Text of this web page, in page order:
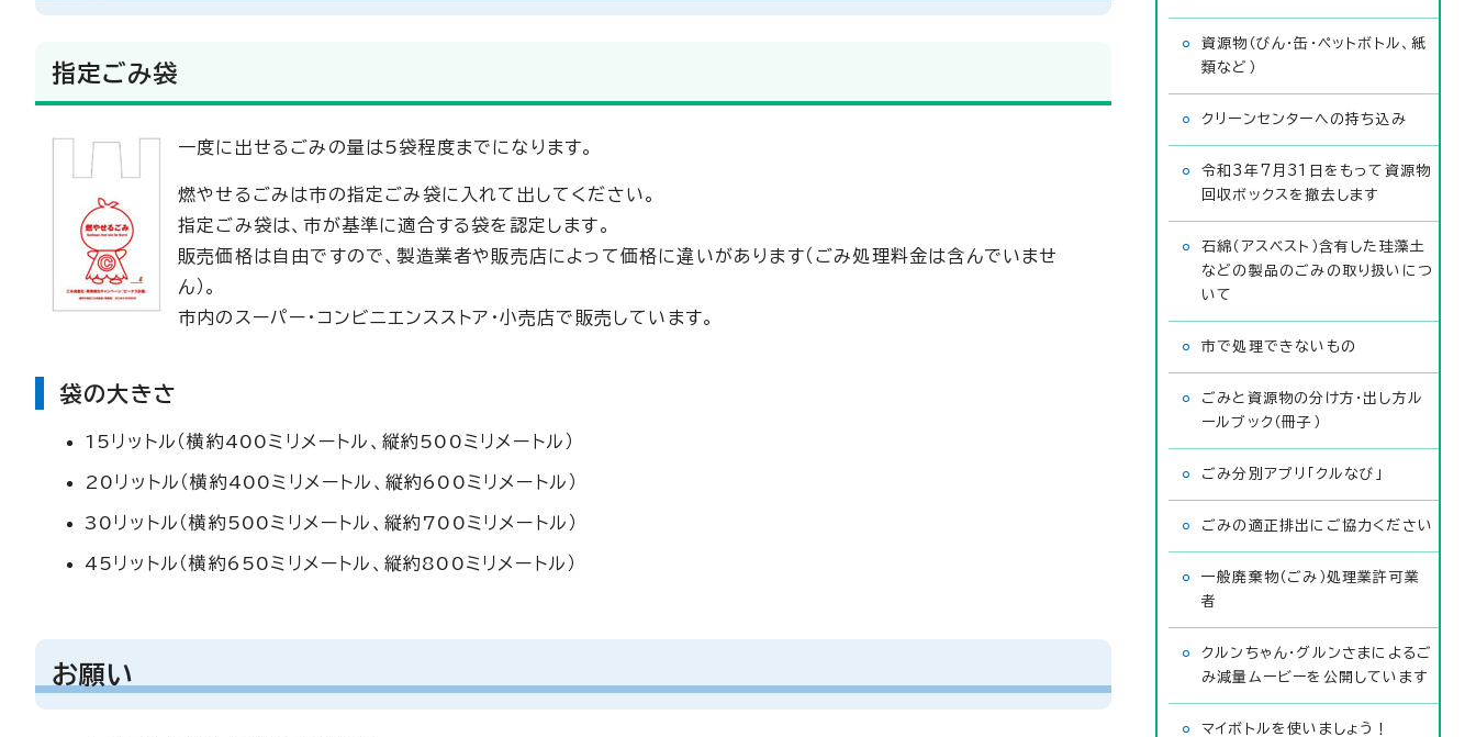
指定ごみ袋
一度に出せるごみの量は5袋程度までになります。
燃やせるごみは市の指定ごみ袋に入れて出してください。
指定ごみ袋は、市が基準に適合する袋を認定します。
販売価格は自由ですので、製造業者や販売店によって価格に違いがあります（ごみ処理料金は含んでいませ
ん）。
市内のスーパー・コンビニエンスストア・小売店で販売しています。
袋の大きさ
15リットル（横約400ミリメートル、縦約500ミリメートル）
20リットル（横約400ミリメートル、縦約600ミリメートル）
30リットル（横約500ミリメートル、縦約700ミリメートル）
45リットル（横約650ミリメートル、縦約800ミリメートル）
お願い
資源物（びん・缶・ペットボトル、紙
類など）
クリーンセンターへの持ち込み
令和3年7月31日をもって資源物
回収ボックスを撤去します
石綿（アスベスト）含有した珪藻土
などの製品のごみの取り扱いにつ
いて
市で処理できないもの
ごみと資源物の分け方・出し方ル
ールブック（冊子）
ごみ分別アプリ「クルなび」
ごみの適正排出にご協力ください
一般廃棄物（ごみ）処理業許可業
者
クルンちゃん・グルンさまによるご
み減量ムービーを公開しています
マイボトルを使いましょう！